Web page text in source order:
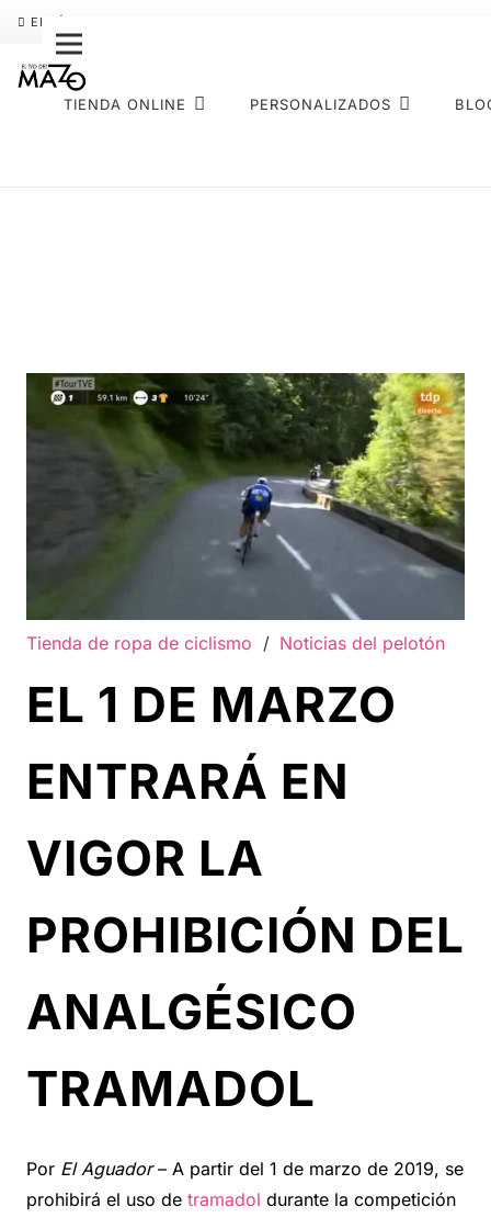
ENVÍO GRATIS
TIENDA ONLINE PERSONALIZADOS
Tienda de ropa de ciclismo / Noticias del pelotón
EL 1 DE MARZO
ENTRARÁ EN
VIGOR LA
PROHIBICIÓN DEL
ANALGÉSICO
TRAMADOL
Por El Aguador– A partir del 1 de marzo de 2019, se
prohibirá el uso de tramadol durante la competición